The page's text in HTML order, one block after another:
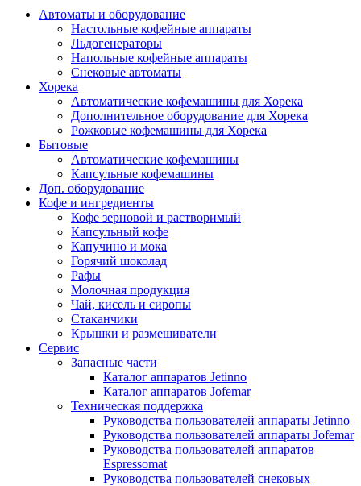
Автоматы и оборудование
Настольные кофейные аппараты
Льдогенераторы
Напольные кофейные аппараты
Снековые автоматы
Хорека
Автоматические кофемашины для Хорека
Дополнительное оборудование для Хорека
Рожковые кофемашины для Хорека
Бытовые
Автоматические кофемашины
Капсульные кофемашины
Доп. оборудование
Кофе и ингредиенты
Кофе зерновой и растворимый
Капсульный кофе
Капучино и мока
Горячий шоколад
Рафы
Молочная продукция
Чай, кисель и сиропы
Стаканчики
Крышки и размешиватели
Сервис
Запасные части
Каталог аппаратов Jetinno
Каталог аппаратов Jofemar
Техническая поддержка
Руководства пользователей аппараты Jetinno
Руководства пользователей аппараты Jofemar
Руководства пользователей аппаратов
Espressomat
Руководства пользователей снековых